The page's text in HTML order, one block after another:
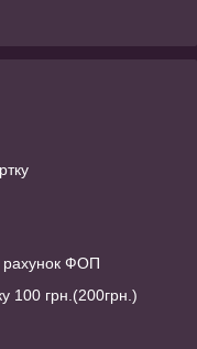
рахунок ФОП
100 грн.(200грн.)